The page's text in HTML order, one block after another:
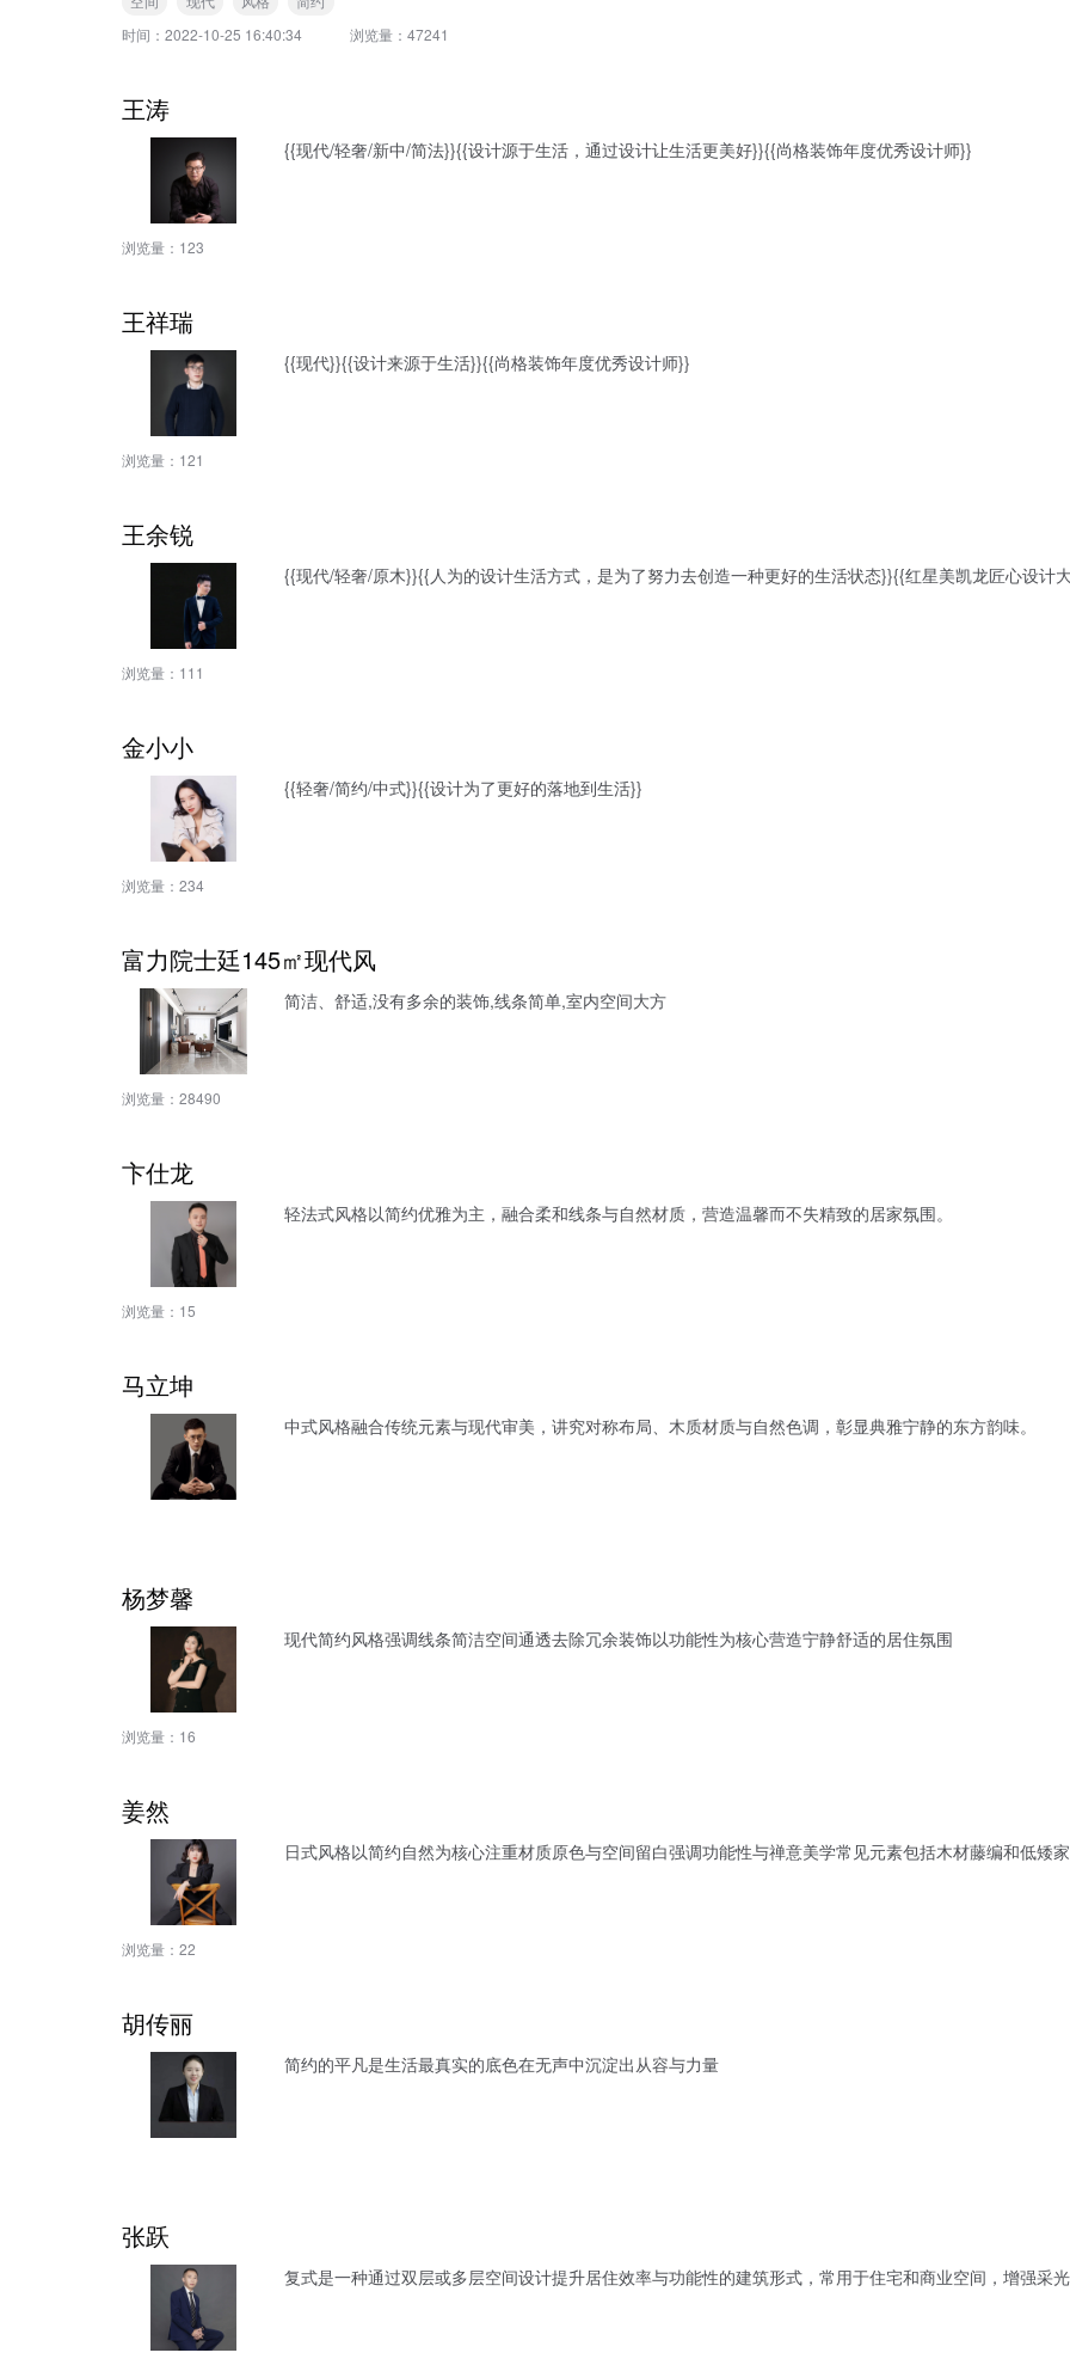
时间： 2022-10-25 16:40:34 浏览量： 47241
王涛
{{现代/轻奢/新中/简法}}{{设计源于生活，通过设计让生活更美好}}{{尚格装饰年度优秀设计师}}
浏览量： 123
王祥瑞
{{现代}}{{设计来源于生活}}{{尚格装饰年度优秀设计师}}
浏览量： 121
王余锐
{{现代/轻奢/原木}}{{人为的设计生活方式，是为了努力去创造一种更好的生活状态}}{{红星美凯龙匠心设计
浏览量： 111
金小小
{{轻奢/简约/中式}}{{设计为了更好的落地到生活}}
浏览量： 234
富力院士廷145㎡现代风
简洁、舒适,没有多余的装饰,线条简单,室内空间大方
浏览量： 28490
卞仕龙
轻法式风格以简约优雅为主，融合柔和线条与自然材质，营造温馨而不失精致的居家氛围。
浏览量： 15
马立坤
中式风格融合传统元素与现代审美，讲究对称布局、木质材质与自然色调，彰显典雅宁静的东方韵味。
杨梦馨
现代简约风格强调线条简洁空间通透去除冗余装饰以功能性为核心营造宁静舒适的居住氛围
浏览量： 16
姜然
日式风格以简约自然为核心注重材质原色与空间留白强调功能性与禅意美学常见元素包括木材藤编和低矮
浏览量： 22
胡传丽
简约的平凡是生活最真实的底色在无声中沉淀出从容与力量
张跃
复式是一种通过双层或多层空间设计提升居住效率与功能性的建筑形式，常用于住宅和商业空间，增强采